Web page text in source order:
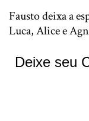
Fausto deixa a
Luca, Alice e
Deixe seu